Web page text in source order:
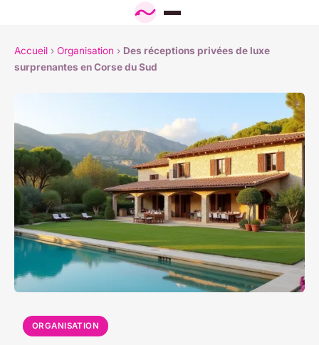
Accueil › Organisation › Des réceptions privées de luxe
surprenantes en Corse du Sud
ORGANISATION